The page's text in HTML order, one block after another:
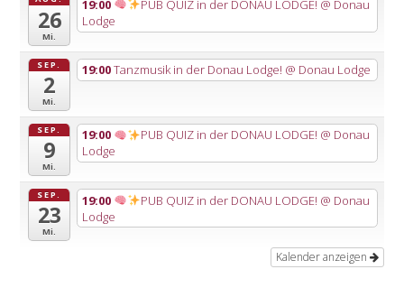
26
Mi.
19:00 PUB QUIZ in der DONAU LODGE! @ Donau
Lodge
SEP.
2
Mi.
19:00Tanzmusik in der Donau Lodge! @ Donau Lodge
SEP.
9
Mi.
19:00 PUB QUIZ in der DONAU LODGE! @ Donau
Lodge
SEP.
23
Mi.
19:00 PUB QUIZ in der DONAU LODGE! @ Donau
Lodge
Kalender anzeigen